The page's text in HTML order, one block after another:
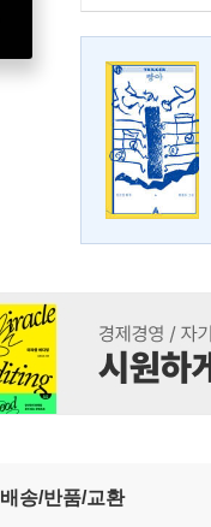
배송/반품/교환